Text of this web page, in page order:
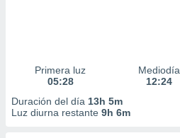
Primera luz
05:28
Mediodía
12:24
Duración del día 13h 5m
Luz diurna restante 9h 6m